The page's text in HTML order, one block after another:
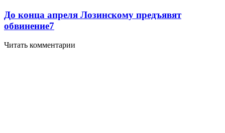
До конца апреля Лозинскому предъявят
обвинение7
Читать комментарии